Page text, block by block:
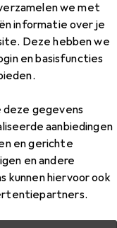
we met
informatie over je
Deze hebben we
en basisfuncties
deze gegevens
aanbiedingen
en gerichte
en andere
kunnen hiervoor ook
Hellcat
Hellcat Pro